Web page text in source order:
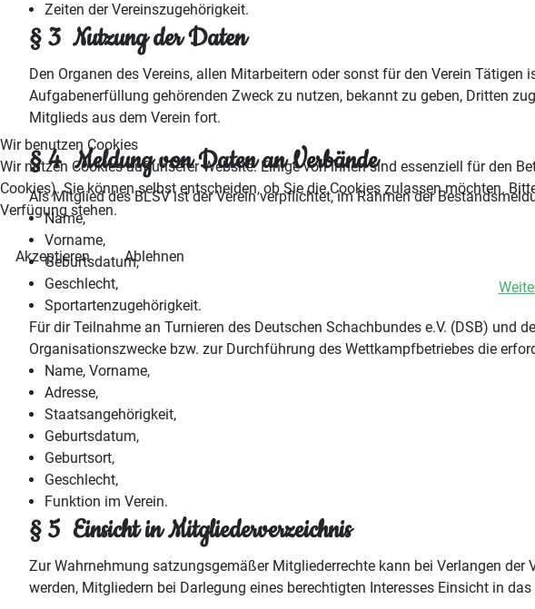
Zeiten der Vereinszugehörigkeit.
§ 3 Nutzung der Daten
Den Organen des Vereins, allen Mitarbeitern oder sonst für den Verein
Aufgabenerfüllung gehörenden Zweck zu nutzen, bekannt zu geben, Dritten
Mitglieds aus dem Verein fort.
§ 4 Meldung von Daten an Verbände
Als Mitglied des BLSV ist der Verein verpflichtet, im Rahmen der
Name,
Vorname,
Geburtsdatum,
Geschlecht,
Sportartenzugehörigkeit.
Für dir Teilnahme an Turnieren des Deutschen Schachbundes e.V. (DSB) und
Organisationszwecke bzw. zur Durchführung des Wettkampfbetriebes die
Name, Vorname,
Adresse,
Staatsangehörigkeit,
Geburtsdatum,
Geburtsort,
Geschlecht,
Funktion im Verein.
§ 5 Einsicht in Mitgliederverzeichnis
Zur Wahrnehmung satzungsgemäßer Mitgliederrechte kann bei Verlangen
werden, Mitgliedern bei Darlegung eines berechtigten Interesses Einsicht in
Wir benutzen Cookies
Wir nutzen Cookies auf unserer Website. Einige von ihnen sind essenziell für den
Cookies). Sie können selbst entscheiden, ob Sie die Cookies zulassen möchten.
Verfügung stehen.
Akzeptieren
Ablehnen